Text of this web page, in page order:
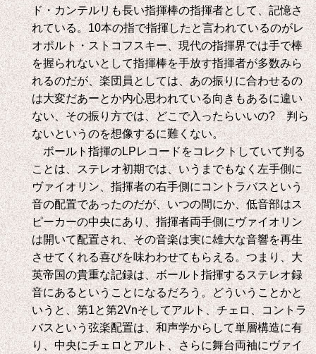
ド・カンテルリも長い指揮棒の指揮者として、記憶さ
れている。10本の指で指揮したと言われているのがレ
オポルト・ストコフスキー、現代の指揮界では手で棒
を握られないとして指揮棒を手放す指揮者が多数みら
れるのだが、楽団員としては、あの振りに合わせるの
は大変だあーとか内心思われている向きもあるに違い
ない、その振り方では、どこで入ったらいいの?判ら
ないというのを想像するに難くない。
ボールト指揮のLPレコードをコレクトしていて判る
ことは、ステレオ初期では、いうまでもなく左手側に
ヴァイオリン、指揮者の右手側にコントラバスという
音の配置であったのだが、いつの間にか、低音部はス
ピーカーの中央にあり、指揮者両手側にヴァイオリン
は開いて配置され、その音楽は実に雄大な音響を再生
させてくれる喜びを味わわせてもらえる。つまり、大
英帝国の貴重な記録は、ボールト指揮するステレオ録
音にあるということになるだろう。どういうことかと
いうと、第1と第2Vnそしてアルト、チェロ、コントラ
バスという弦楽配置は、和声学からして単層構造に有
り、中央にチェロとアルト、さらに舞台両袖にヴァイ